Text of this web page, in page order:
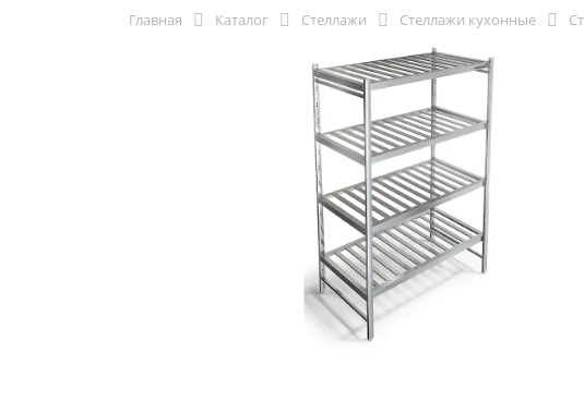
Главная Каталог Стеллажи Стеллажи кухонные